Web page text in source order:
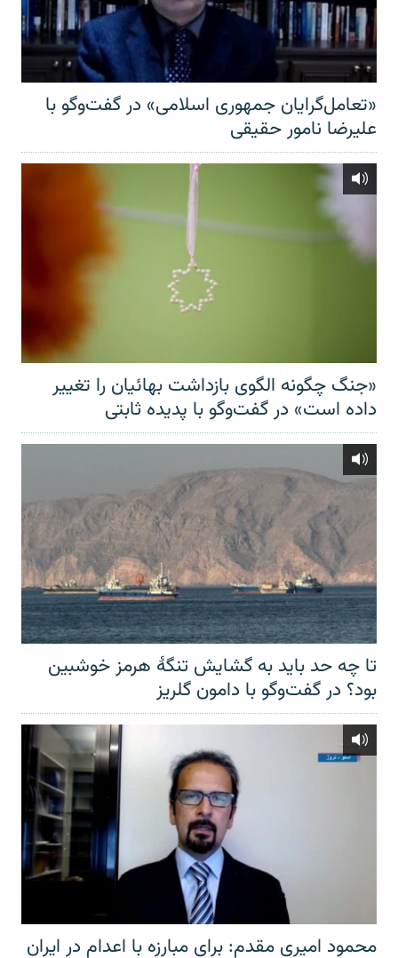
«تعامل‌گرایان جمهوری اسلامی» در گفت‌وگو با
علیرضا نامور حقیقی
«جنگ چگونه الگوی بازداشت بهائیان را تغییر
داده است» در گفت‌وگو با پدیده ثابتی
تا چه حد باید به گشایش تنگهٔ هرمز خوشبین
بود؟ در گفت‌وگو با دامون گلریز
محمود امیری مقدم: برای مبارزه با اعدام در ایران